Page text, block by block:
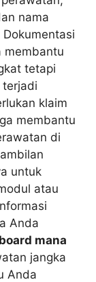
nama
membantu
tetapi
terjadi
klaim
membantu
di
untuk
atau
Anda
mana
jangka
Anda